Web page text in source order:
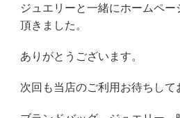
ジュエリーと一緒にホームペ
頂きました。
ありがとうございます。
次回も当店のご利用お待ちして